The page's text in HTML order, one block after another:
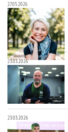
27.05.2026
23.03.2026
23.03.2026